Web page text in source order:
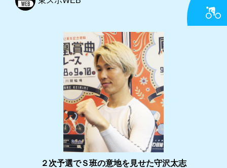
２次予選でＳ班の意地を見せた守沢太志